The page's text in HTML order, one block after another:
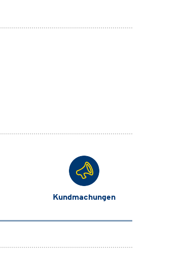
Kundmachungen